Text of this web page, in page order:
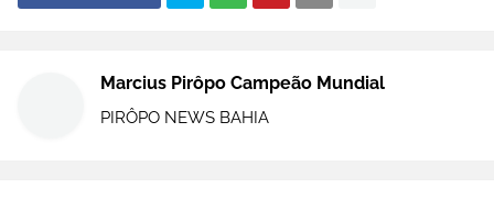
Marcius Pirôpo Campeão Mundial
PIRÔPO NEWS BAHIA